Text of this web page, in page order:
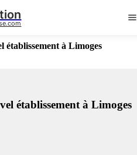
à Limoges
établissement à Limoges